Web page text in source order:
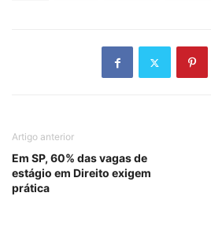
Artigo anterior
Em SP, 60% das vagas de
estágio em Direito exigem
prática